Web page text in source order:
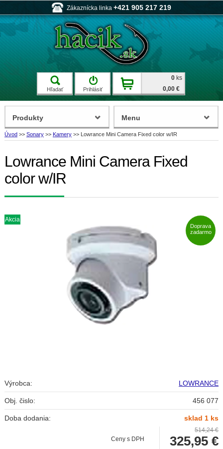
Zákaznícka linka +421 905 217 219
Hľadať Prihlásiť
0 ks
0,00 €
Úvod >> Sonary >> Kamery >> Lowrance Mini Camera Fixed color w/IR
Lowrance Mini Camera Fixed
color w/IR
Doprava
zadarmo
Akcia
Výrobca: LOWRANCE
Obj. čislo: 456 077
Doba dodania: sklad 1 ks
Ceny s DPH
514,24 €
325,95 €
Produkty Menu